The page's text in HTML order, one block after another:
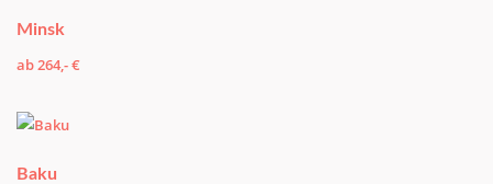
Minsk
ab 264,- €
Baku